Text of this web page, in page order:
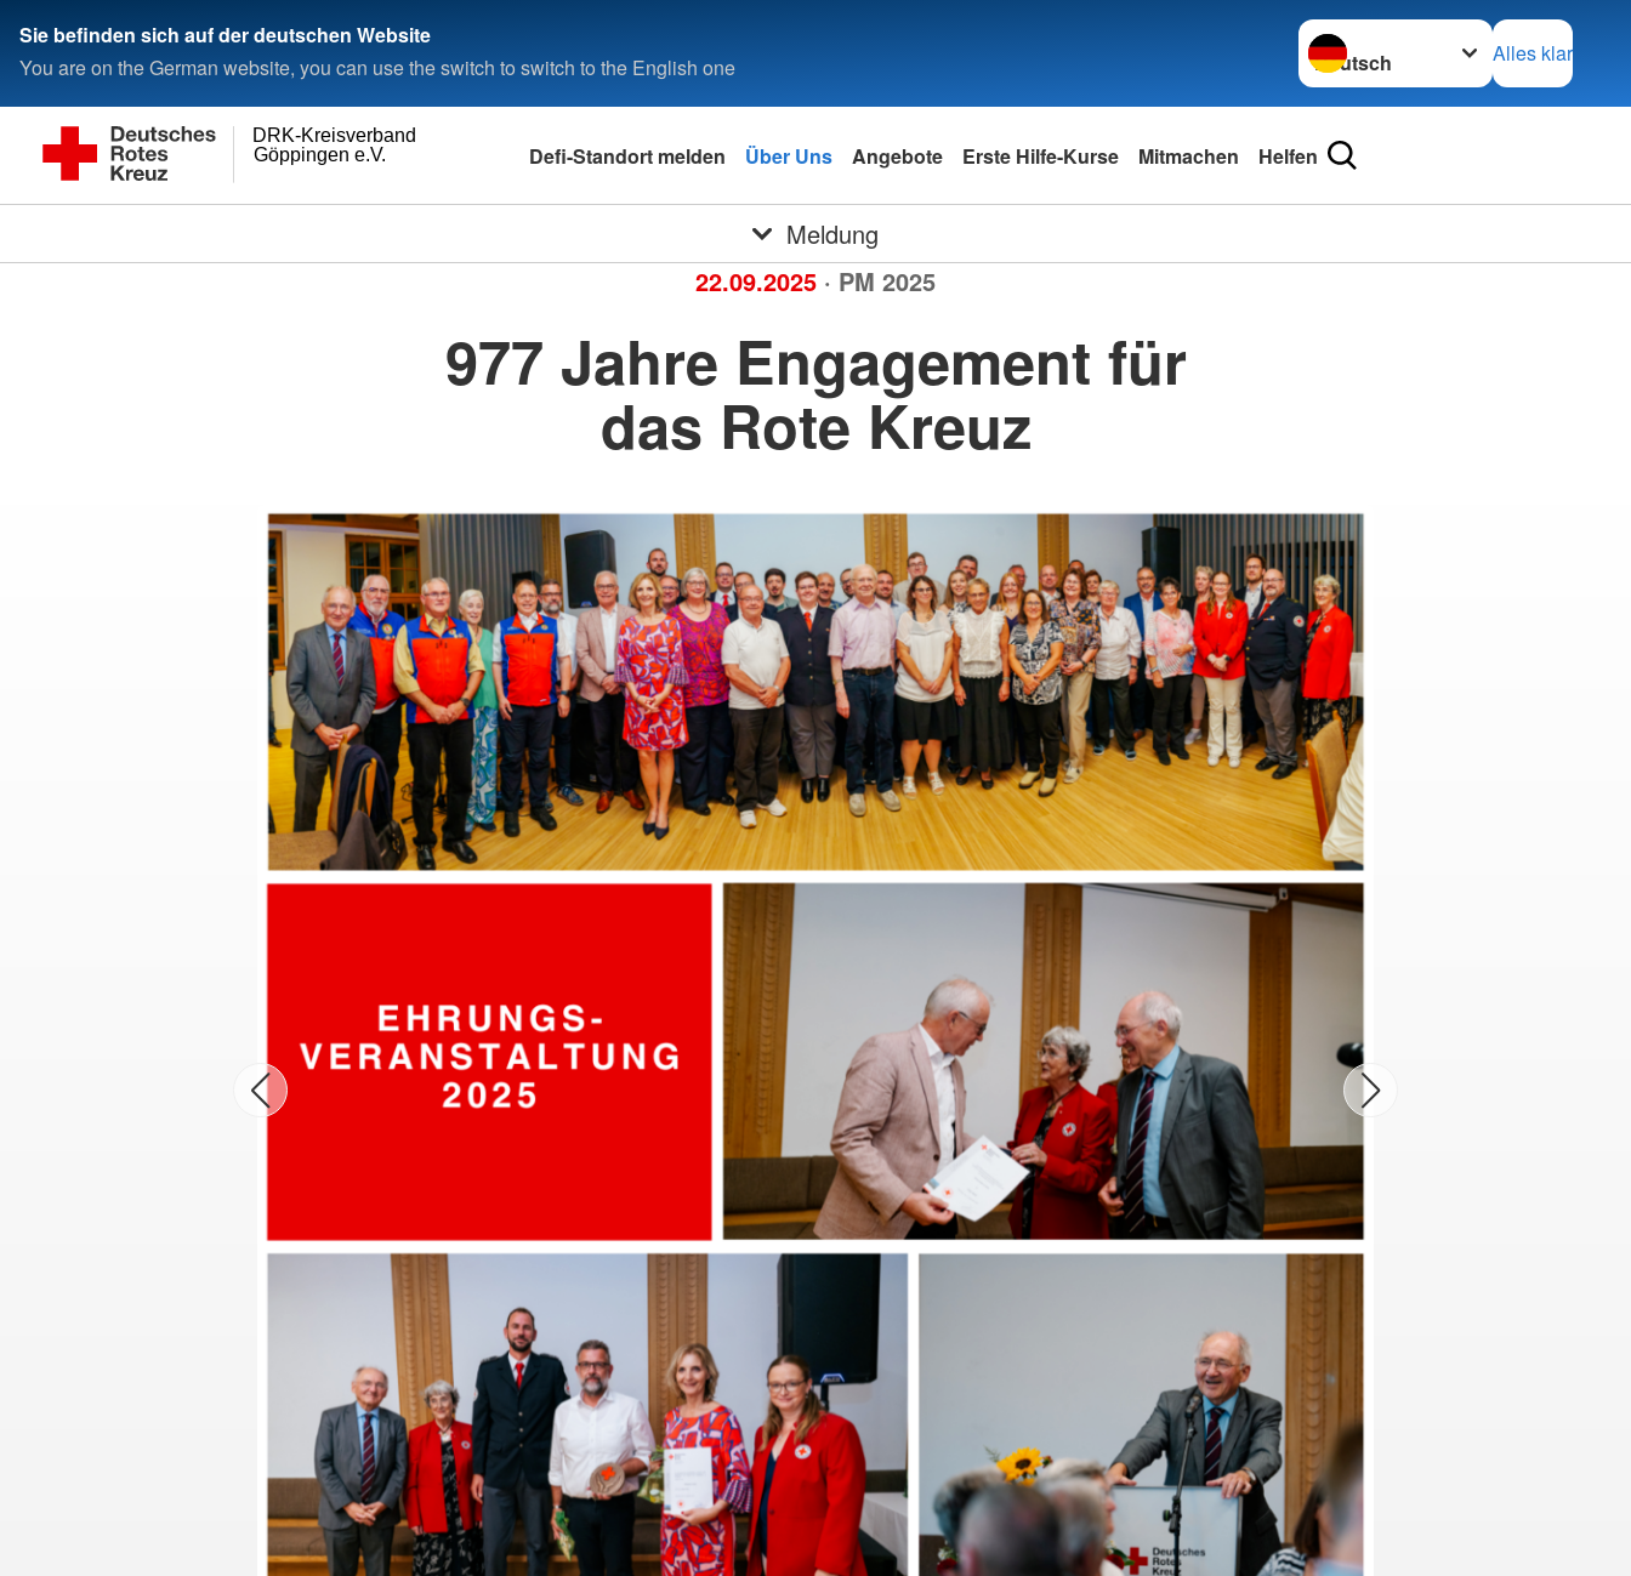
Sie befinden sich auf der deutschen Website
You are on the German website, you can use the switch to switch to the English one
Sprache wechseln zu
Alles klar
Göppingen e.V.
DRK-Kreisverband
Defi-Standort melden Über Uns Angebote Erste Hilfe-Kurse Mitmachen Helfen
Meldung
22.09.2025 · PM 2025
977 Jahre Engagement für
das Rote Kreuz